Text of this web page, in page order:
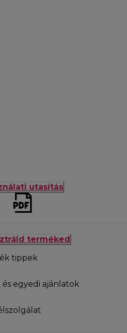
utasítás
terméked
tippek
és egyedi ajánlatok